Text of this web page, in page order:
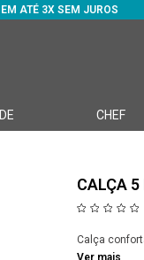
EM ATÉ 3X SEM JUROS
CHEF
CALÇA 5
Calça
Ver mais